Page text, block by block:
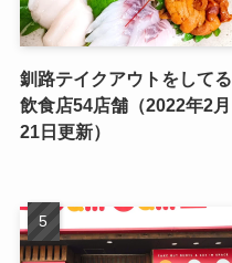
釧路テイクアウトをしてる
飲食店54店舗（2022年2月
21日更新）